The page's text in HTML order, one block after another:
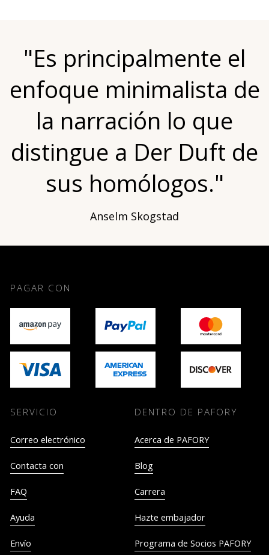
"Es principalmente el
enfoque minimalista de
la narración lo que
distingue a Der Duft de
sus homólogos."
Anselm Skogstad
PAGAR CON
SERVICIO
Correo electrónico
Contacta con
FAQ
Ayuda
Envío
DENTRO DE PAFORY
Acerca de PAFORY
Blog
Carrera
Hazte embajador
Programa de Socios PAFORY